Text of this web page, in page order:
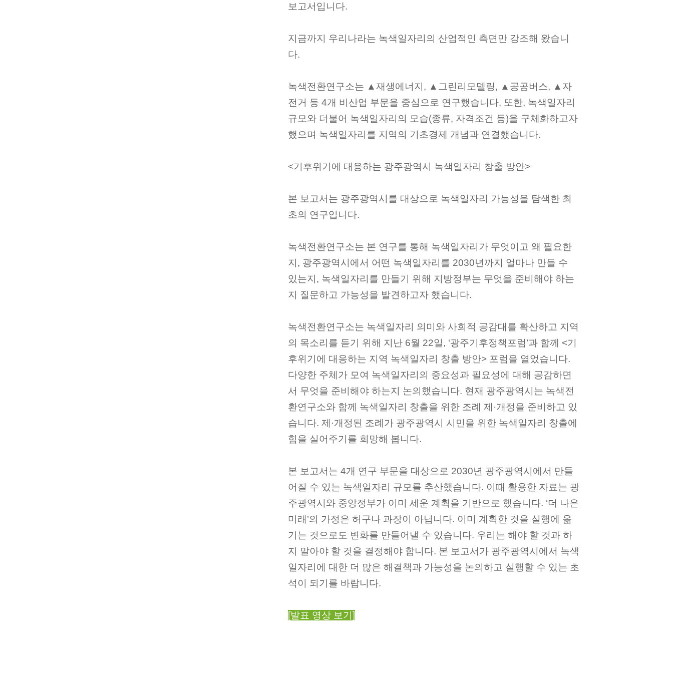
보고서입니다.
지금까지 우리나라는 녹색일자리의 산업적인 측면만 강조해 왔습니
다.
녹색전환연구소는 ▲재생에너지, ▲그린리모델링, ▲공공버스, ▲자
전거 등 4개 비산업 부문을 중심으로 연구했습니다. 또한, 녹색일자리
규모와 더불어 녹색일자리의 모습(종류, 자격조건 등)을 구체화하고자
했으며 녹색일자리를 지역의 기초경제 개념과 연결했습니다.
<기후위기에 대응하는 광주광역시 녹색일자리 창출 방안>
본 보고서는 광주광역시를 대상으로 녹색일자리 가능성을 탐색한 최
초의 연구입니다.
녹색전환연구소는 본 연구를 통해 녹색일자리가 무엇이고 왜 필요한
지, 광주광역시에서 어떤 녹색일자리를 2030년까지 얼마나 만들 수
있는지, 녹색일자리를 만들기 위해 지방정부는 무엇을 준비해야 하는
지 질문하고 가능성을 발견하고자 했습니다.
녹색전환연구소는 녹색일자리 의미와 사회적 공감대를 확산하고 지역
의 목소리를 듣기 위해 지난 6월 22일, ‘광주기후정책포럼’과 함께 <기
후위기에 대응하는 지역 녹색일자리 창출 방안> 포럼을 열었습니다.
다양한 주체가 모여 녹색일자리의 중요성과 필요성에 대해 공감하면
서 무엇을 준비해야 하는지 논의했습니다. 현재 광주광역시는 녹색전
환연구소와 함께 녹색일자리 창출을 위한 조례 제·개정을 준비하고 있
습니다. 제·개정된 조례가 광주광역시 시민을 위한 녹색일자리 창출에
힘을 실어주기를 희망해 봅니다.
본 보고서는 4개 연구 부문을 대상으로 2030년 광주광역시에서 만들
어질 수 있는 녹색일자리 규모를 추산했습니다. 이때 활용한 자료는 광
주광역시와 중앙정부가 이미 세운 계획을 기반으로 했습니다. ‘더 나은
미래’의 가정은 허구나 과장이 아닙니다. 이미 계획한 것을 실행에 옮
기는 것으로도 변화를 만들어낼 수 있습니다. 우리는 해야 할 것과 하
지 말아야 할 것을 결정해야 합니다. 본 보고서가 광주광역시에서 녹색
일자리에 대한 더 많은 해결책과 가능성을 논의하고 실행할 수 있는 초
석이 되기를 바랍니다.
[발표 영상 보기]